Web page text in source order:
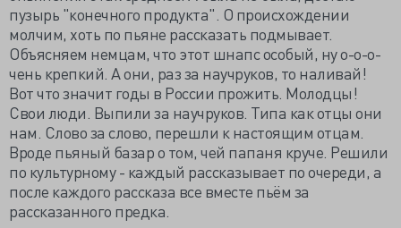
пузырь "конечного продукта". О происхождении
молчим, хоть по пьяне рассказать подмывает.
Объясняем немцам, что этот шнапс особый, ну о-о-о-
чень крепкий. А они, раз за научруков, то наливай!
Вот что значит годы в России прожить. Молодцы!
Свои люди. Выпили за научруков. Типа как отцы они
нам. Слово за слово, перешли к настоящим отцам.
Вроде пьяный базар о том, чей папаня круче. Решили
по культурному - каждый рассказывает по очереди, а
после каждого рассказа все вместе пьём за
рассказанного предка.